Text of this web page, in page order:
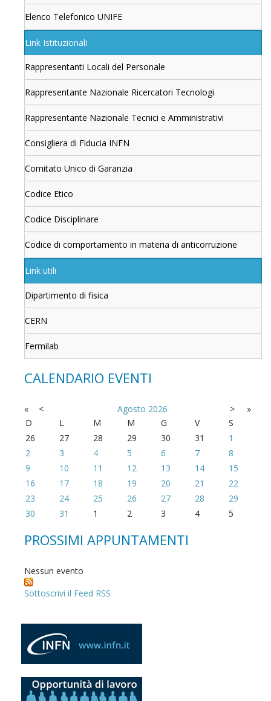
Elenco Telefonico UNIFE
Link Istituzionali
Rappresentanti Locali del Personale
Rappresentante Nazionale Ricercatori Tecnologi
Rappresentante Nazionale Tecnici e Amministrativi
Consigliera di Fiducia INFN
Comitato Unico di Garanzia
Codice Etico
Codice Disciplinare
Codice di comportamento in materia di anticorruzione
Link utili
Dipartimento di fisica
CERN
Fermilab
CALENDARIO EVENTI
« < Agosto 2026 >
»
D
L M M G V
S
26
27 28 29 30 31
1
2
3 4 5 6 7
8
9
10 11 12 13 14
15
16
17 18 19 20 21
22
23
24 25 26 27 28
29
30
31 1 2 3 4 5
PROSSIMI APPUNTAMENTI
Nessun evento
Sottoscrivi il Feed RSS